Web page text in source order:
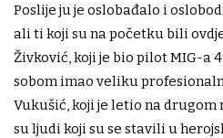
Poslije ju je oslobađalo i
ali ti koji su na početku bili
Živković, koji je bio pilot MIG-a
sobom imao veliku
Vukušić, koji je letio na
su ljudi koji su se stavili u